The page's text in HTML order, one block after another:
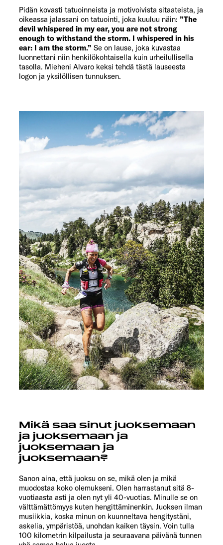
Pidän kovasti tatuoinneista ja motivoivista sitaateista, ja
oikeassa jalassani on tatuointi, joka kuuluu näin: ”The
devil whispered in my ear, you are not strong
enough to withstand the storm. I whispered in his
ear: I am the storm.” Se on lause, joka kuvastaa
luonnettani niin henkilökohtaisella kuin urheilullisella
tasolla. Mieheni Alvaro keksi tehdä tästä lauseesta
logon ja yksilöllisen tunnuksen.
Mikä saa sinut juoksemaan
ja juoksemaan ja
juoksemaan ja
juoksemaan?
Sanon aina, että juoksu on se, mikä olen ja mikä
muodostaa koko olemukseni. Olen harrastanut sitä 8-
vuotiaasta asti ja olen nyt yli 40-vuotias. Minulle se on
välttämättömyys kuten hengittäminenkin. Juoksen ilman
musiikkia, koska minun on kuunneltava hengitystäni,
askelia, ympäristöä, unohdan kaiken täysin. Voin tulla
100 kilometrin kilpailusta ja seuraavana päivänä tunnen